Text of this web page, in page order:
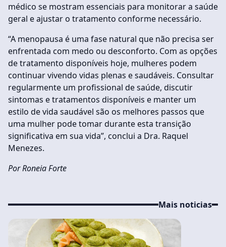
médico se mostram essenciais para monitorar a saúde
geral e ajustar o tratamento conforme necessário.
“A menopausa é uma fase natural que não precisa ser
enfrentada com medo ou desconforto. Com as opções
de tratamento disponíveis hoje, mulheres podem
continuar vivendo vidas plenas e saudáveis. Consultar
regularmente um profissional de saúde, discutir
sintomas e tratamentos disponíveis e manter um
estilo de vida saudável são os melhores passos que
uma mulher pode tomar durante esta transição
significativa em sua vida”, conclui a Dra. Raquel
Menezes.
Por Roneia Forte
Mais noticias